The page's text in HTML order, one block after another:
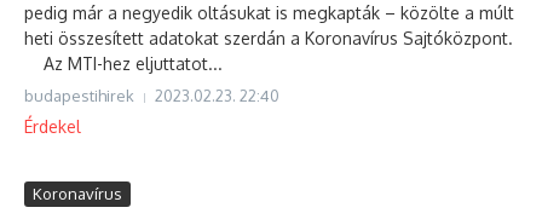
pedig már a negyedik oltásukat is megkapták – közölte a múlt
heti összesített adatokat szerdán a Koronavírus Sajtóközpont.
Az MTI-hez eljuttatot...
budapestihirek 2023.02.23. 22:40
Érdekel
Koronavírus